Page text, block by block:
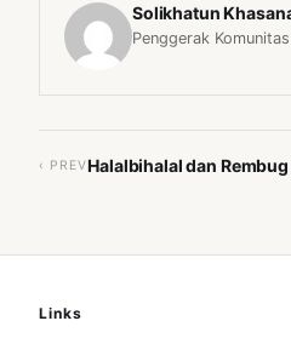
Solikhatun
Penggerak
‹ PREVHalalbihalal dan
Links